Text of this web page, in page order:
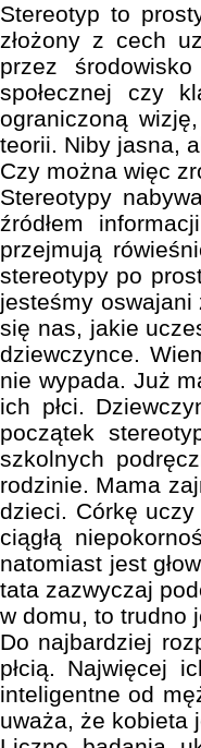
Stereotyp to
złożony z cech
przez
społecznej czy
ograniczoną
teorii. Niby jasna,
Czy można więc
Stereotypy
źródłem
przejmują
stereotypy po
jesteśmy oswajani
się nas, jakie
dziewczynce.
nie wypada. Już
ich płci.
początek
szkolnych
rodzinie. Mama
dzieci. Córkę
ciągłą
natomiast jest
tata zazwyczaj
w domu, to trudno
Do najbardziej
płcią. Najwięcej
inteligentne od
uważa, że kobieta